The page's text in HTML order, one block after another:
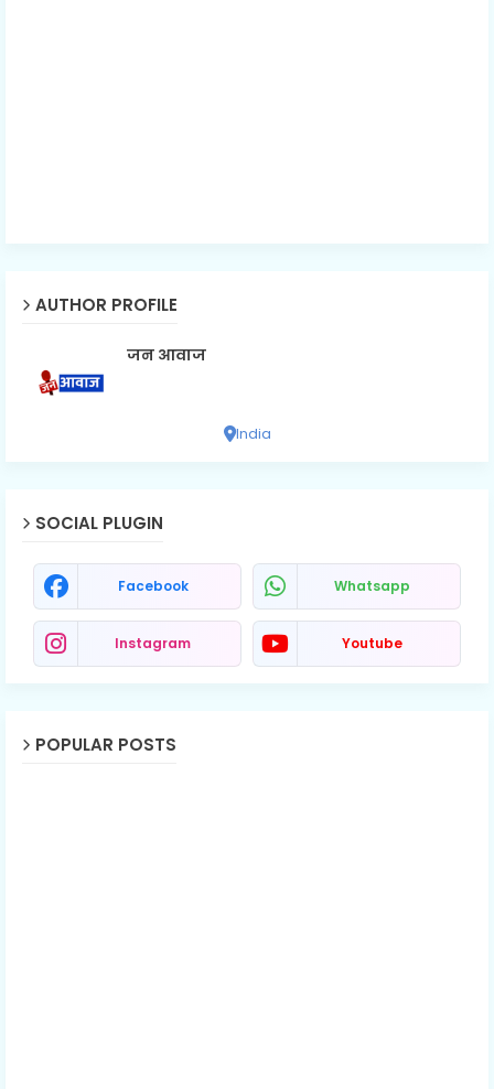
AUTHOR PROFILE
जन आवाज
India
SOCIAL PLUGIN
Facebook Whatsapp
Instagram Youtube
POPULAR POSTS